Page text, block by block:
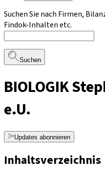
Suchen Sie nach Firmen,
Findok-Inhalten etc.
Suchen
BIOLOGIK
e.U.
Updates abonnieren
Inhaltsverzeichnis